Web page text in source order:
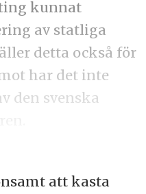
kunnat
av statliga
detta också för
har det inte
den svenska
att kasta